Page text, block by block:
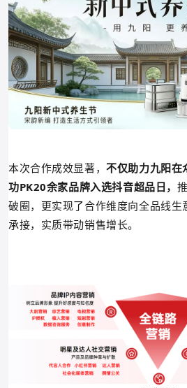
本次合作成效显著，不仅助力九阳在
功PK20余家品牌入选抖音超品日，
破圈，更实现了合作维度向全品线生
承接，实质带动销售增长。